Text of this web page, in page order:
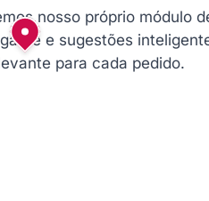
nosso próprio módulo
e sugestões
para cada pedido.